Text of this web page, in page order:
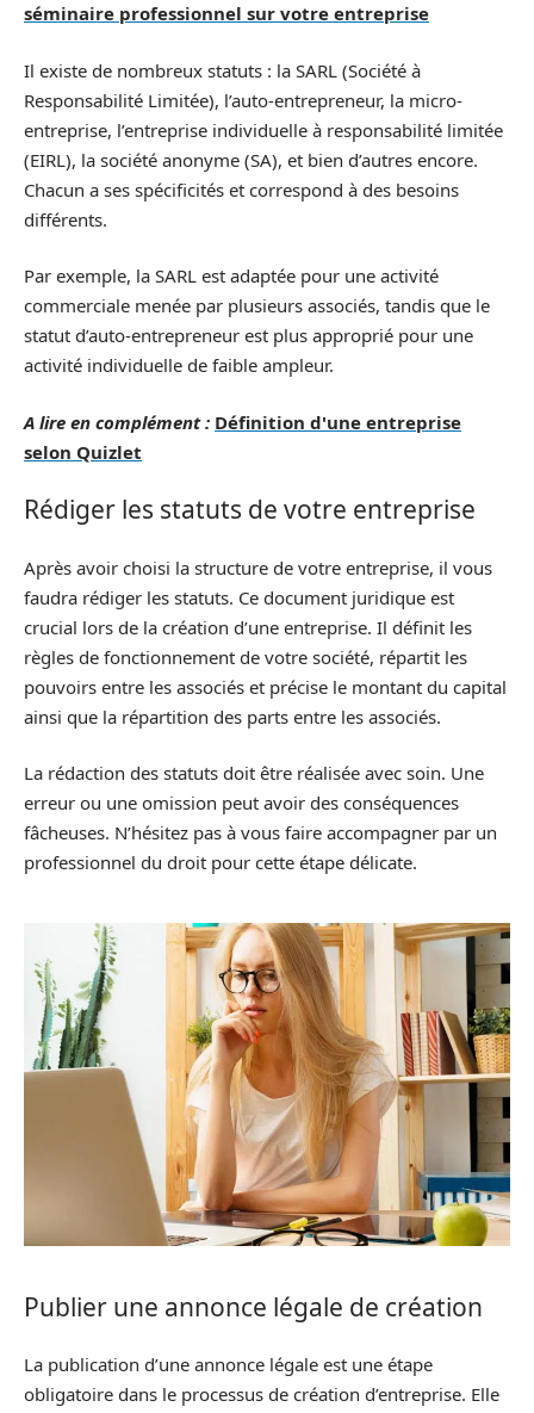
séminaire professionnel sur votre entreprise
Il existe de nombreux statuts : la SARL (Société à
Responsabilité Limitée), l’auto-entrepreneur, la micro-
entreprise, l’entreprise individuelle à responsabilité limitée
(EIRL), la société anonyme (SA), et bien d’autres encore.
Chacun a ses spécificités et correspond à des besoins
différents.
Par exemple, la SARL est adaptée pour une activité
commerciale menée par plusieurs associés, tandis que le
statut d’auto-entrepreneur est plus approprié pour une
activité individuelle de faible ampleur.
A lire en complément : Définition d'une entreprise
selon Quizlet
Rédiger les statuts de votre entreprise
Après avoir choisi la structure de votre entreprise, il vous
faudra rédiger les statuts. Ce document juridique est
crucial lors de la création d’une entreprise. Il définit les
règles de fonctionnement de votre société, répartit les
pouvoirs entre les associés et précise le montant du capital
ainsi que la répartition des parts entre les associés.
La rédaction des statuts doit être réalisée avec soin. Une
erreur ou une omission peut avoir des conséquences
fâcheuses. N’hésitez pas à vous faire accompagner par un
professionnel du droit pour cette étape délicate.
Publier une annonce légale de création
La publication d’une annonce légale est une étape
obligatoire dans le processus de création d’entreprise. Elle